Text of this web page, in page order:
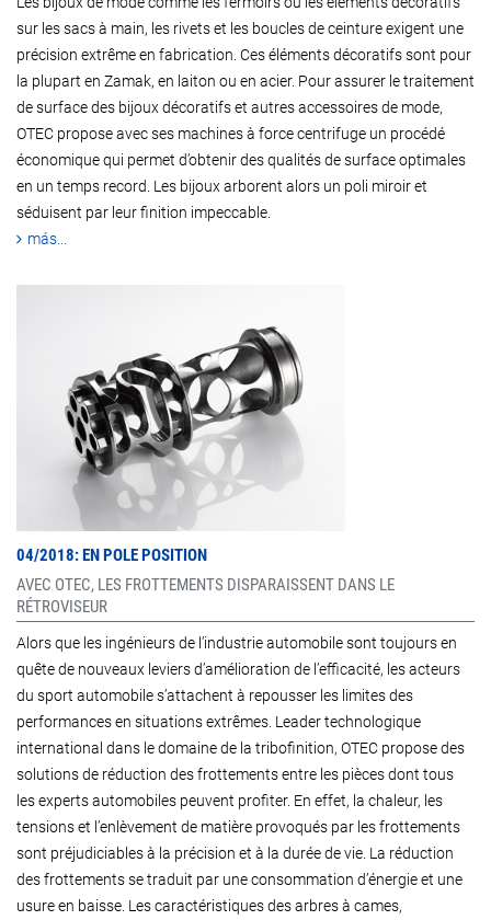
sur les sacs à main, les rivets et les boucles de ceinture exigent une
précision extrême en fabrication. Ces éléments décoratifs sont pour
la plupart en Zamak, en laiton ou en acier. Pour assurer le traitement
de surface des bijoux décoratifs et autres accessoires de mode,
OTEC propose avec ses machines à force centrifuge un procédé
économique qui permet d’obtenir des qualités de surface optimales
en un temps record. Les bijoux arborent alors un poli miroir et
séduisent par leur finition impeccable.
más...
04/2018: EN POLE POSITION
AVEC OTEC, LES FROTTEMENTS DISPARAISSENT DANS LE
RÉTROVISEUR
Alors que les ingénieurs de l’industrie automobile sont toujours en
quête de nouveaux leviers d’amélioration de l’efficacité, les acteurs
du sport automobile s’attachent à repousser les limites des
performances en situations extrêmes. Leader technologique
international dans le domaine de la tribofinition, OTEC propose des
solutions de réduction des frottements entre les pièces dont tous
les experts automobiles peuvent profiter. En effet, la chaleur, les
tensions et l’enlèvement de matière provoqués par les frottements
sont préjudiciables à la précision et à la durée de vie. La réduction
des frottements se traduit par une consommation d’énergie et une
usure en baisse. Les caractéristiques des arbres à cames,